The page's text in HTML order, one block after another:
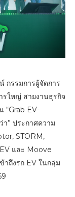
กรรมการผู้จัดการ
ใหญ่ สายงานธุรกิจ
“Grab EV-
” ประกาศความ
STORM,
และ Moove
าถึงรถ EV ในกลุ่ม